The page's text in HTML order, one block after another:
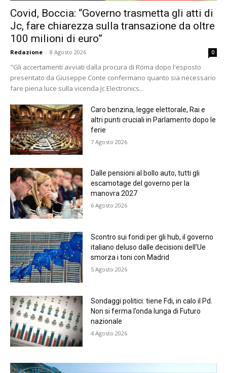
Covid, Boccia: “Governo trasmetta gli atti di
Jc, fare chiarezza sulla transazione da oltre
100 milioni di euro”
Redazione - 8 Agosto 2026 0
"Gli accertamenti avviati dalla procura di Roma dopo l'esposto
presentato da Giuseppe Conte confermano quanto sia necessario
fare piena luce sulla vicenda Jc Electronics...
Caro benzina, legge elettorale, Rai e
altri punti cruciali in Parlamento dopo le
ferie
7 Agosto 2026
Dalle pensioni al bollo auto, tutti gli
escamotage del governo per la
manovra 2027
6 Agosto 2026
Scontro sui fondi per gli hub, il governo
italiano deluso dalle decisioni dell’Ue
smorza i toni con Madrid
5 Agosto 2026
Sondaggi politici: tiene Fdi, in calo il Pd.
Non si ferma l’onda lunga di Futuro
nazionale
4 Agosto 2026